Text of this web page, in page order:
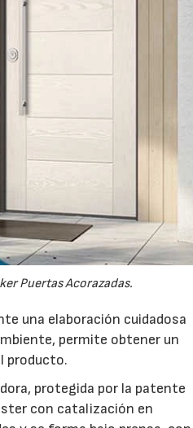
Puertas Acorazadas.
una elaboración cuidadosa
permite obtener un
producto.
protegida por la patente
con catalización en